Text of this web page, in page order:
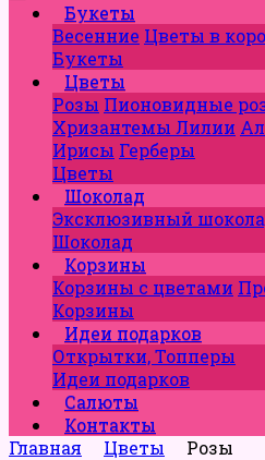
Букеты
Весенние Цветы в
Букеты
Цветы
Розы Пионовидные
Хризантемы Лилии
Ирисы Герберы
Цветы
Шоколад
Эксклюзивный
Шоколад
Корзины
Корзины с цветами
Корзины
Идеи подарков
Открытки, Топперы
Идеи подарков
Салюты
Контакты
Главная
Цветы Розы